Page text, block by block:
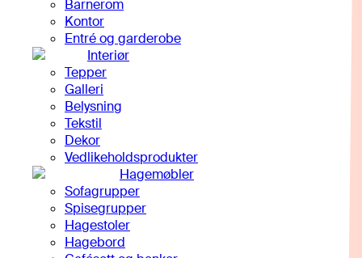
Barnerom
Kontor
Entré og garderobe
Interiør
Tepper
Galleri
Belysning
Tekstil
Dekor
Vedlikeholdsprodukter
Hagemøbler
Sofagrupper
Spisegrupper
Hagestoler
Hagebord